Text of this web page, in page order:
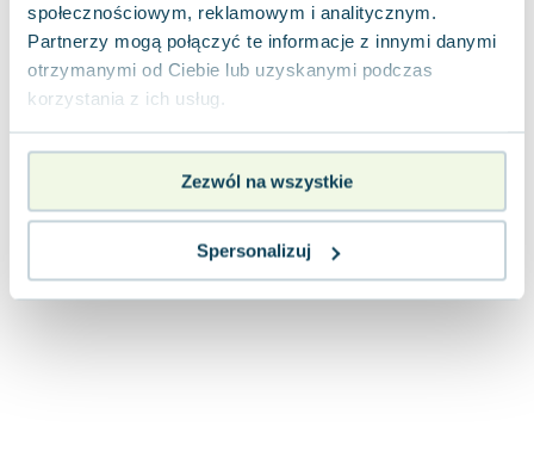
społecznościowym, reklamowym i analitycznym.
Partnerzy mogą połączyć te informacje z innymi danymi
otrzymanymi od Ciebie lub uzyskanymi podczas
korzystania z ich usług.
Zezwól na wszystkie
Spersonalizuj
Jacek Walkiewicz